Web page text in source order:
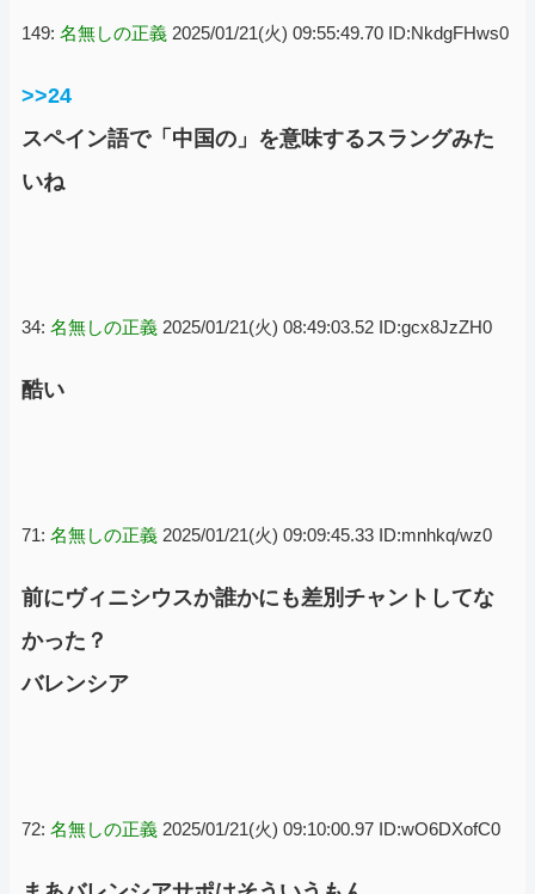
149: 名無しの正義 2025/01/21(火) 09:55:49.70 ID:NkdgFHws0
>>24
スペイン語で「中国の」を意味するスラングみた
いね
34: 名無しの正義 2025/01/21(火) 08:49:03.52 ID:gcx8JzZH0
酷い
71: 名無しの正義 2025/01/21(火) 09:09:45.33 ID:mnhkq/wz0
前にヴィニシウスか誰かにも差別チャントしてな
かった？
バレンシア
72: 名無しの正義 2025/01/21(火) 09:10:00.97 ID:wO6DXofC0